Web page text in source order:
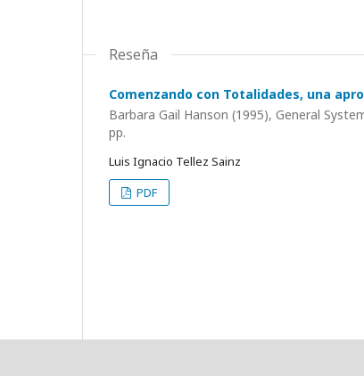
Reseña
Comenzando con Totalidades, una
Barbara Gail Hanson (1995), General
pp.
Luis Ignacio Tellez Sainz
PDF